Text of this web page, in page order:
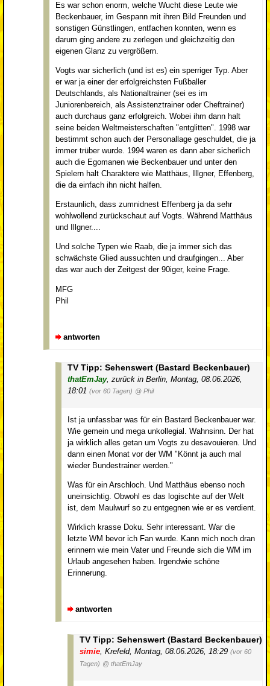
Es war schon enorm, welche Wucht diese Leute wie
Beckenbauer, im Gespann mit ihren Bild Freunden und
sonstigen Günstlingen, entfachen konnten, wenn es
darum ging andere zu zerlegen und gleichzeitig den
eigenen Glanz zu vergrößern.
Vogts war sicherlich (und ist es) ein sperriger Typ. Aber
er war ja einer der erfolgreichsten Fußballer
Deutschlands, als Nationaltrainer (sei es im
Juniorenbereich, als Assistenztrainer oder Cheftrainer)
auch durchaus ganz erfolgreich. Wobei ihm dann halt
seine beiden Weltmeisterschaften "entglitten". 1998 war
bestimmt schon auch der Personallage geschuldet, die ja
immer trüber wurde. 1994 waren es dann aber sicherlich
auch die Egomanen wie Beckenbauer und unter den
Spielern halt Charaktere wie Matthäus, Illgner, Effenberg,
die da einfach ihn nicht halfen.
Erstaunlich, dass zumnidnest Effenberg ja da sehr
wohlwollend zurückschaut auf Vogts. Während Matthäus
und Illgner....
Und solche Typen wie Raab, die ja immer sich das
schwächste Glied aussuchten und draufgingen... Aber
das war auch der Zeitgest der 90iger, keine Frage.
MFG
Phil
antworten
TV Tipp: Sehenswert (Bastard Beckenbauer)
thatEmJay, zurück in Berlin Montag, 08.06.2026,
18:01 (vor 60 Tagen) @ Phil
Ist ja unfassbar was für ein Bastard Beckenbauer war.
Wie gemein und mega unkollegial. Wahnsinn. Der hat
ja wirklich alles getan um Vogts zu desavouieren. Und
dann einen Monat vor der WM "Könnt ja auch mal
wieder Bundestrainer werden."
Was für ein Arschloch. Und Matthäus ebenso noch
uneinsichtig. Obwohl es das logischte auf der Welt
ist, dem Maulwurf so zu entgegnen wie er es verdient.
Wirklich krasse Doku. Sehr interessant. War die
letzte WM bevor ich Fan wurde. Kann mich noch dran
erinnern wie mein Vater und Freunde sich die WM im
Urlaub angesehen haben. Irgendwie schöne
Erinnerung.
antworten
TV Tipp: Sehenswert (Bastard Beckenbauer)
simie, Krefeld, Montag, 08.06.2026, 18:29 (vor 60
Tagen) @ thatEmJay